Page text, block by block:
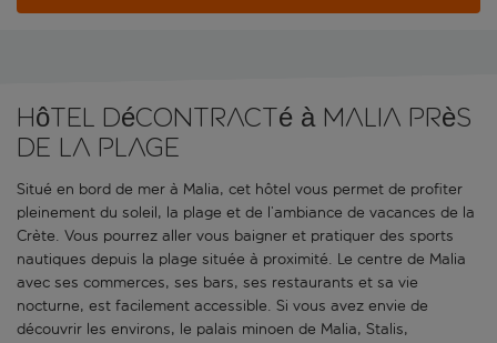
Hôtel décontracté à Malia près
de la plage
Situé en bord de mer à Malia, cet hôtel vous permet de profiter
pleinement du soleil, la plage et de l’ambiance de vacances de la
Crète. Vous pourrez aller vous baigner et pratiquer des sports
nautiques depuis la plage située à proximité. Le centre de Malia
avec ses commerces, ses bars, ses restaurants et sa vie
nocturne, est facilement accessible. Si vous avez envie de
découvrir les environs, le palais minoen de Malia, Stalis,